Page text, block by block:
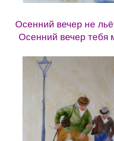
Осенний вечер не
Осенний вечер тебя